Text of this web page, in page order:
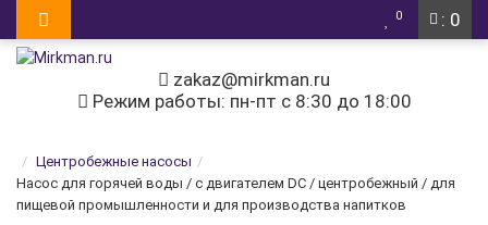
: 0
0
zakaz@mirkman.ru
Режим работы: пн-пт с 8:30 до 18:00
Центробежные насосы
Насос для горячей воды / с двигателем DC / центробежный / для
пищевой промышленности и для производства напитков